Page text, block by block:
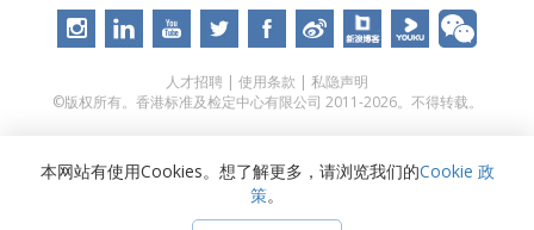
人才招聘 | 使用条款 | 私隐声明
©版权所有。香港标准及检定中心有限公司 2011-2026。不得转载。
本网站有使用Cookies。想了解更多，请浏览我们的Cookie 政
策。